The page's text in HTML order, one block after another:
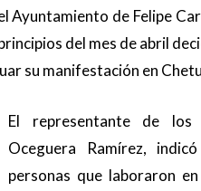
Ayuntamiento de Felipe
del mes de abril
su manifestación en
El representante de los
Oceguera Ramírez,
personas que laboraron